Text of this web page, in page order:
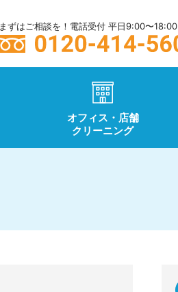
まずはご相談を！電話受付 平日9:00〜18:00
オフィス・店舗
クリーニング